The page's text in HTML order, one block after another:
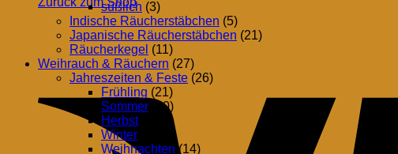
süßlich (3)
Indische Räucherstäbchen (5)
Japanische Räucherstäbchen (21)
Räucherkegel (11)
Weihrauch & Räuchern (27)
Jahreszeiten & Feste (26)
Frühling (21)
Sommer
(20)
Herbst
Winter
Weihnachten (14)